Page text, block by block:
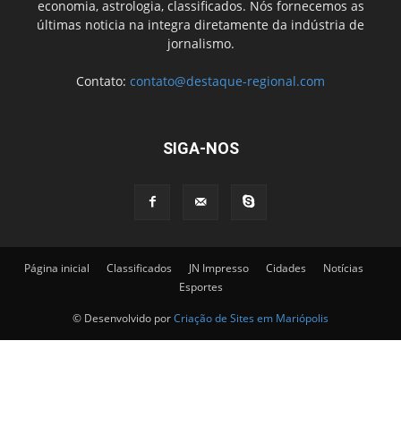
economia, astrologia, classificados. Nós fornecemos as
últimas noticia na integra diretamente da indústria de
jornalismo.
Contato: contato@destaque-regional.com
SIGA-NOS
Página inicial Classificados JN Impresso Cidades
Notícias
Esportes
© Desenvolvido porCriação de Sites em Mariópolis